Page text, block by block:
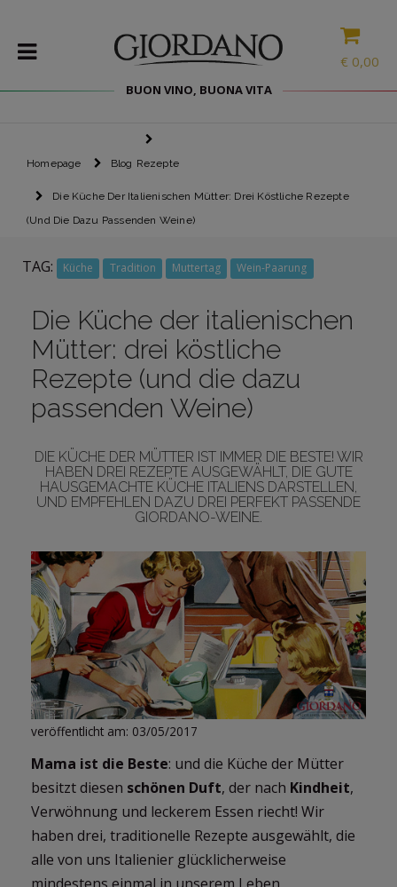
€ 0,00
BUON VINO, BUONA VITA
ZUBEHÖR
AUSWAHL
ANGEBOTE
BLOG
LOGIN
Homepage Blog Rezepte
Die Küche Der Italienischen Mütter: Drei Köstliche Rezepte
(und Die Dazu Passenden Weine)
TAG: Küche Tradition Muttertag Wein-Paarung
Die Küche der italienischen
Mütter: drei köstliche
Rezepte (und die dazu
passenden Weine)
DIE KÜCHE DER MÜTTER IST IMMER DIE BESTE! WIR
HABEN DREI REZEPTE AUSGEWÄHLT, DIE GUTE
HAUSGEMACHTE KÜCHE ITALIENS DARSTELLEN,
UND EMPFEHLEN DAZU DREI PERFEKT PASSENDE
GIORDANO-WEINE.
veröffentlicht am: 03/05/2017
Mama ist die Beste: und die Küche der Mütter
besitzt diesen schönen Duft, der nach Kindheit,
Verwöhnung und leckerem Essen riecht! Wir
haben drei, traditionelle Rezepte ausgewählt, die
alle von uns Italienier glücklicherweise
HIER IST DEIN
WILLKOMMENSRABATT
5€
Bestätigungslink geklickt hast, der per E-Mail ankommt.
Außerdem erhältst du alle Updates zu unseren Angeboten.
Ich bestätige, dass ich die Datenschutzbestimmungen für den
Newsletter
gelesen habe und 18 Jahre alt bin
ICH WILL DEN RABATT